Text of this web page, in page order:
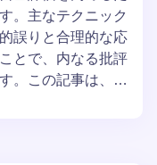
。主なテクニック
誤りと合理的な応
とで、内なる批評
。この記事は、自